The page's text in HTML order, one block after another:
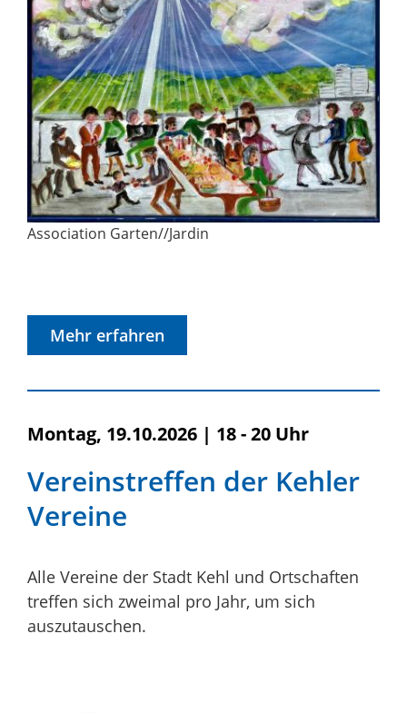
Association Garten//Jardin
Mehr erfahren
Montag, 19.10.2026 | 18 - 20 Uhr
Vereinstreffen der Kehler
Vereine
Alle Vereine der Stadt Kehl und Ortschaften
treffen sich zweimal pro Jahr, um sich
auszutauschen.